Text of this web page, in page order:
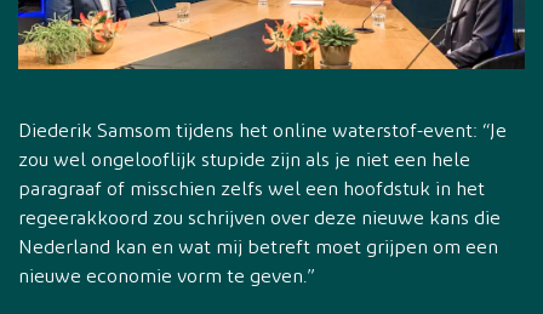
Diederik Samsom tijdens het online waterstof-event: “Je
zou wel ongelooflijk stupide zijn als je niet een hele
paragraaf of misschien zelfs wel een hoofdstuk in het
regeerakkoord zou schrijven over deze nieuwe kans die
Nederland kan en wat mij betreft moet grijpen om een
nieuwe economie vorm te geven.”